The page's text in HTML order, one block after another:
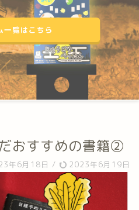
一覧はこちら
おすすめの書籍②
年6月18日 / 2023年6月19日